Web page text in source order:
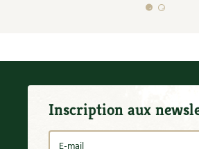
Inscription aux